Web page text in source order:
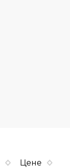
Цене